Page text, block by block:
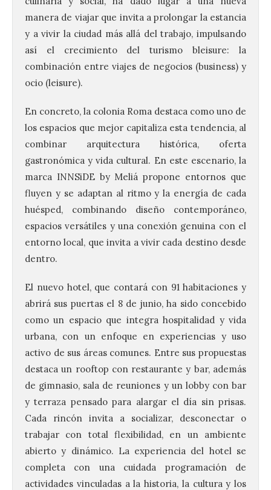
manera de viajar que invita a prolongar la estancia
y a vivir la ciudad más allá del trabajo, impulsando
así el crecimiento del turismo bleisure: la
combinación entre viajes de negocios (business) y
ocio (leisure).
En concreto, la colonia Roma destaca como uno de
los espacios que mejor capitaliza esta tendencia, al
combinar arquitectura histórica, oferta
gastronómica y vida cultural. En este escenario, la
marca INNSiDE by Meliá propone entornos que
fluyen y se adaptan al ritmo y la energía de cada
huésped, combinando diseño contemporáneo,
espacios versátiles y una conexión genuina con el
entorno local, que invita a vivir cada destino desde
dentro.
El nuevo hotel, que contará con 91 habitaciones y
abrirá sus puertas el 8 de junio, ha sido concebido
como un espacio que integra hospitalidad y vida
urbana, con un enfoque en experiencias y uso
activo de sus áreas comunes. Entre sus propuestas
destaca un rooftop con restaurante y bar, además
de gimnasio, sala de reuniones y un lobby con bar
y terraza pensado para alargar el día sin prisas.
Cada rincón invita a socializar, desconectar o
trabajar con total flexibilidad, en un ambiente
abierto y dinámico. La experiencia del hotel se
completa con una cuidada programación de
actividades vinculadas a la historia, la cultura y los